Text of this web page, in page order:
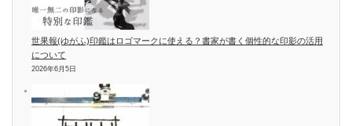
世果報(ゆがふ)印鑑はロゴマークに使える？書家が書く個性的な印影の活用
について
2026年6月5日